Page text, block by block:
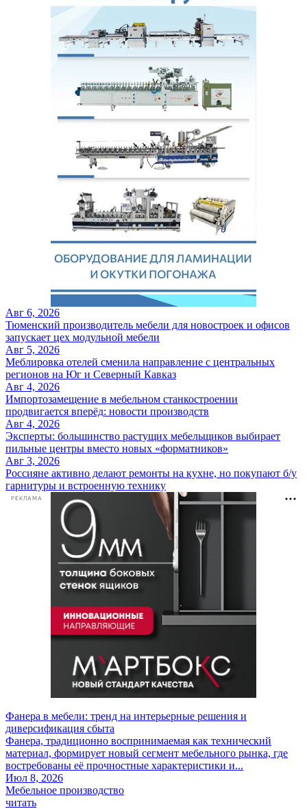
Авг 6, 2026
Тюменский производитель мебели для новостроек и офисов
запускает цех модульной мебели
Авг 5, 2026
Меблировка отелей сменила направление с центральных
регионов на Юг и Северный Кавказ
Авг 4, 2026
Импортозамещение в мебельном станкостроении
продвигается вперёд: новости производств
Авг 4, 2026
Эксперты: большинство растущих мебельщиков выбирает
пильные центры вместо новых «форматников»
Авг 3, 2026
Россияне активно делают ремонты на кухне, но покупают б/у
гарнитуры и встроенную технику
РЕКЛАМА
Фанера в мебели: тренд на интерьерные решения и
диверсификация сбыта
Фанера, традиционно воспринимаемая как технический
материал, формирует новый сегмент мебельного рынка, где
востребованы её прочностные характеристики и...
Июл 8, 2026
Мебельное производство
читать